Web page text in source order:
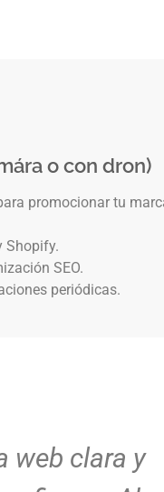
o con dron)
promocionar tu
Shopify.
SEO.
periódicas.
la